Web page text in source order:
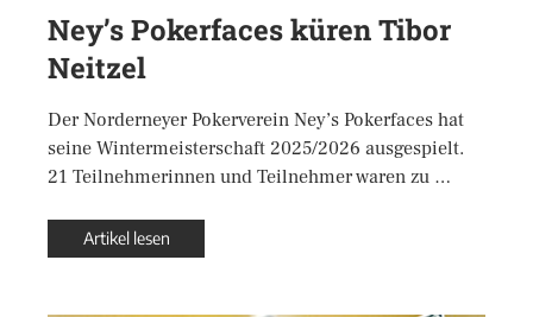
Ney’s Pokerfaces küren Tibor
Neitzel
Der Norderneyer Pokerverein Ney’s Pokerfaces hat
seine Wintermeisterschaft 2025/2026 ausgespielt.
21 Teilnehmerinnen und Teilnehmer waren zu …
Artikel lesen